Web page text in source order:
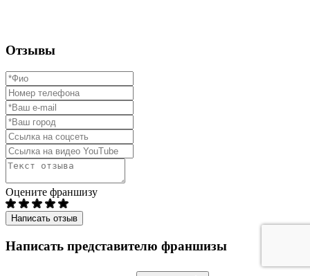
Отзывы
Оцените франшизу
Написать отзыв
Написать представителю франшизы